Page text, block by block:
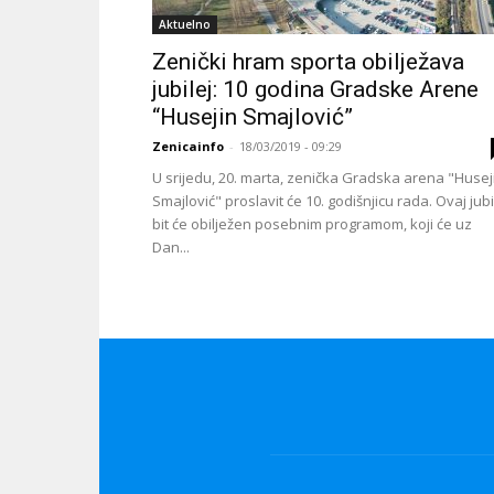
Aktuelno
Zenički hram sporta obilježava
jubilej: 10 godina Gradske Arene
“Husejin Smajlović”
Zenicainfo - 18/03/2019 - 09:29
U srijedu, 20. marta, zenička Gradska arena
Smajlović" proslavit će 10. godišnjicu rada. Ovaj
bit će obilježen posebnim programom, koji će uz
Dan...